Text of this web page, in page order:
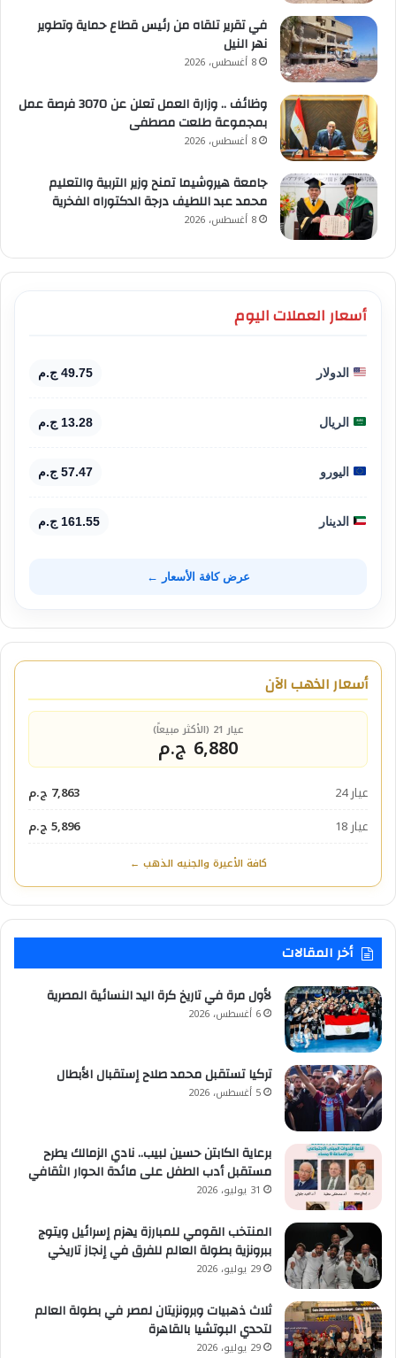
في تقرير تلقاه من رئيس قطاع حماية وتطوير
نهر النيل
8 أغسطس، 2026
وظائف .. وزارة العمل تعلن عن 3070 فرصة عمل
بمجموعة طلعت مصطفى
8 أغسطس، 2026
جامعة هيروشيما تمنح وزير التربية والتعليم
محمد عبد اللطيف درجة الدكتوراه الفخرية
8 أغسطس، 2026
أسعار العملات اليوم
الدولار 49.75 ج.م
الريال 13.28 ج.م
اليورو 57.47 ج.م
الدينار 161.55 ج.م
عرض كافة الأسعار ←
أسعار الذهب الآن
عيار 21 (الأكثر مبيعاً)
6,880 ج.م
عيار 24
7,863 ج.م
عيار 18
5,896 ج.م
كافة الأعيرة والجنيه الذهب ←
أخر المقالات
لأول مرة في تاريخ كرة اليد النسائية المصرية
6 أغسطس، 2026
تركيا تستقبل محمد صلاح إستقبال الأبطال
5 أغسطس، 2026
برعاية الكابتن حسين لبيب.. نادي الزمالك يطرح
مستقبل أدب الطفل على مائدة الحوار الثقافي
31 يوليو، 2026
المنتخب القومي للمبارزة يهزم إسرائيل ويتوج
ببرونزية بطولة العالم للفرق في إنجاز تاريخي
29 يوليو، 2026
ثلاث ذهبيات وبرونزيتان لمصر في بطولة العالم
لتحدي البوتشيا بالقاهرة
29 يوليو، 2026